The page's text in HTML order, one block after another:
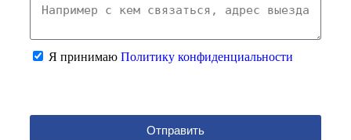
Я принимаю Политику конфиденциальности
Отправить